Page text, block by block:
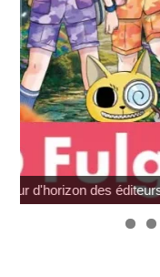
Pocket Fighter